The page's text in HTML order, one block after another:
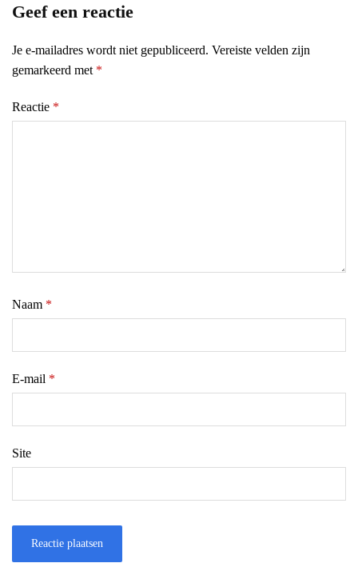
Geef een reactie
Je e-mailadres wordt niet gepubliceerd. Vereiste velden zijn
gemarkeerd met *
Reactie *
Naam *
E-mail *
Site